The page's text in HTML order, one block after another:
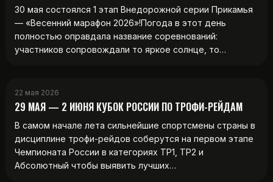
30 мая состоялся 1 этап Внедорожной серии Прикамья
— «Весенний марафон 2026»!Погода в этот день
полностью оправдала название соревнований:
участников сопровождали то яркое солнце, то…
22 мая 2026
29 МАЯ — 2 ИЮНЯ КУБОК РОССИИ ПО ТРОФИ-РЕЙДАМ
В самом начале лета сильнейшие спортсмены страны в
дисциплине трофи-рейдов соберутся на первом этапе
Чемпионата России в категориях ТР1, ТР2 и
Абсолютный чтобы выявить лучших…